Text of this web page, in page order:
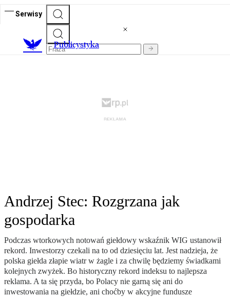
Serwisy
Publicystyka
Andrzej Stec: Rozgrzana jak
gospodarka
Podczas wtorkowych notowań giełdowy wskaźnik WIG ustanowił
rekord. Inwestorzy czekali na to od dziesięciu lat. Jest nadzieja, że
polska giełda złapie wiatr w żagle i za chwilę będziemy świadkami
kolejnych zwyżek. Bo historyczny rekord indeksu to najlepsza
reklama. A ta się przyda, bo Polacy nie garną się ani do
inwestowania na giełdzie, ani choćby w akcyjne fundusze